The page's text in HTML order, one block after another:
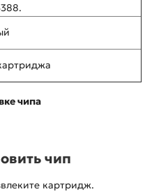
чипа
чип
картридж.